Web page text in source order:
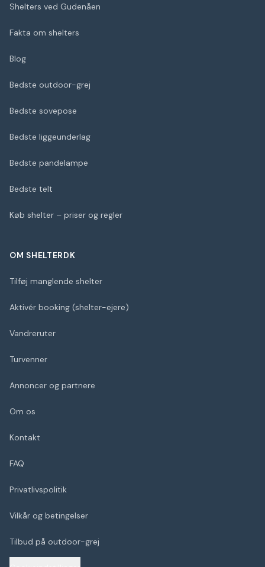
Shelters ved Gudenåen
Fakta om shelters
Blog
Bedste outdoor-grej
Bedste sovepose
Bedste liggeunderlag
Bedste pandelampe
Bedste telt
Køb shelter – priser og regler
OM SHELTERDK
Tilføj manglende shelter
Aktivér booking (shelter-ejere)
Vandreruter
Turvenner
Annoncer og partnere
Om os
Kontakt
FAQ
Privatlivspolitik
Vilkår og betingelser
Tilbud på outdoor-grej